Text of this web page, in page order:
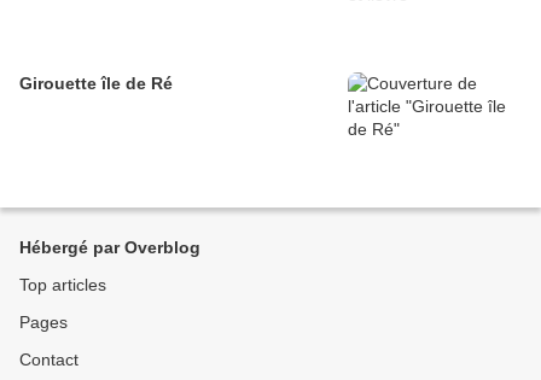
Girouette île de Ré
Hébergé par Overblog
Top articles
Pages
Contact